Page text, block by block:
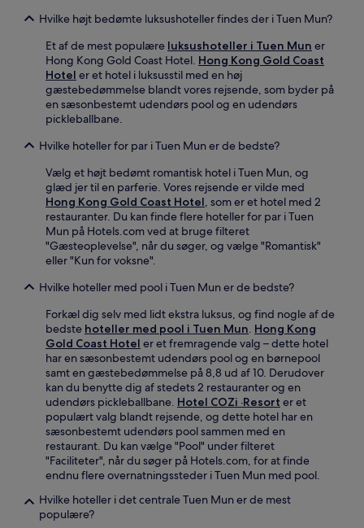
Hvilke højt bedømte luksushoteller findes der i Tuen Mun?
Et af de mest populære luksushoteller i Tuen Mun er
Hong Kong Gold Coast Hotel. Hong Kong Gold Coast
Hotel er et hotel i luksusstil med en høj
gæstebedømmelse blandt vores rejsende, som byder på
en sæsonbestemt udendørs pool og en udendørs
pickleballbane.
Hvilke hoteller for par i Tuen Mun er de bedste?
Vælg et højt bedømt romantisk hotel i Tuen Mun, og
glæd jer til en parferie. Vores rejsende er vilde med
Hong Kong Gold Coast Hotel, som er et hotel med 2
restauranter. Du kan finde flere hoteller for par i Tuen
Mun på Hotels.com ved at bruge filteret
"Gæsteoplevelse", når du søger, og vælge "Romantisk"
eller "Kun for voksne".
Hvilke hoteller med pool i Tuen Mun er de bedste?
Forkæl dig selv med lidt ekstra luksus, og find nogle af de
bedste hoteller med pool i Tuen Mun. Hong Kong
Gold Coast Hotel er et fremragende valg – dette hotel
har en sæsonbestemt udendørs pool og en børnepool
samt en gæstebedømmelse på 8,8 ud af 10. Derudover
kan du benytte dig af stedets 2 restauranter og en
udendørs pickleballbane. Hotel COZi ·Resort er et
populært valg blandt rejsende, og dette hotel har en
sæsonbestemt udendørs pool sammen med en
restaurant. Du kan vælge "Pool" under filteret
"Faciliteter", når du søger på Hotels.com, for at finde
endnu flere overnatningssteder i Tuen Mun med pool.
Hvilke hoteller i det centrale Tuen Mun er de mest
populære?